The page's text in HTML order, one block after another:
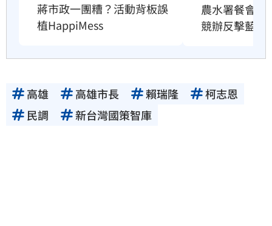
蔣市政一團糟？活動背板誤
植HappiMess
農水署餐會喊
競辦反擊藍委
高雄 高雄市長 賴瑞隆
柯志恩
民調
新台灣國策智庫